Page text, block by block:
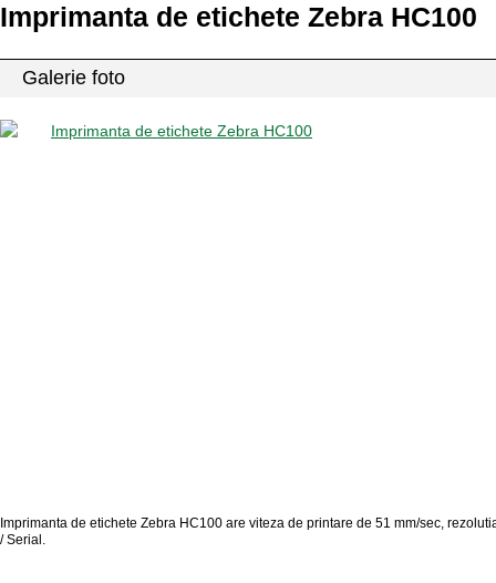
Imprimanta de etichete Zebra HC100
Galerie foto
Imprimanta de etichete Zebra HC100 are viteza de printare de 51 mm/sec,
/ Serial.